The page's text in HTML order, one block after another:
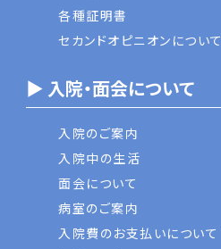
各種証明書
セカンドオピニオンについて
▶ 入院・面会について
入院のご案内
入院中の生活
面会について
病室のご案内
入院費のお支払いについて